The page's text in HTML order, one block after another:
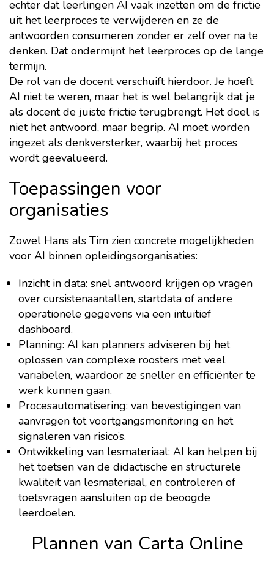
echter dat leerlingen AI vaak inzetten om de frictie
uit het leerproces te verwijderen en ze de
antwoorden consumeren zonder er zelf over na te
denken. Dat ondermijnt het leerproces op de lange
termijn.
De rol van de docent verschuift hierdoor. Je hoeft
AI niet te weren, maar het is wel belangrijk dat je
als docent de juiste frictie terugbrengt. Het doel is
niet het antwoord, maar begrip. AI moet worden
ingezet als denkversterker, waarbij het proces
wordt geëvalueerd.
Toepassingen voor
organisaties
Zowel Hans als Tim zien concrete mogelijkheden
voor AI binnen opleidingsorganisaties:
Inzicht in data: snel antwoord krijgen op vragen
over cursistenaantallen, startdata of andere
operationele gegevens via een intuïtief
dashboard.
Planning: AI kan planners adviseren bij het
oplossen van complexe roosters met veel
variabelen, waardoor ze sneller en efficiënter te
werk kunnen gaan.
Procesautomatisering: van bevestigingen van
aanvragen tot voortgangsmonitoring en het
signaleren van risico’s.
Ontwikkeling van lesmateriaal: AI kan helpen bij
het toetsen van de didactische en structurele
kwaliteit van lesmateriaal, en controleren of
toetsvragen aansluiten op de beoogde
leerdoelen.
Plannen van Carta Online